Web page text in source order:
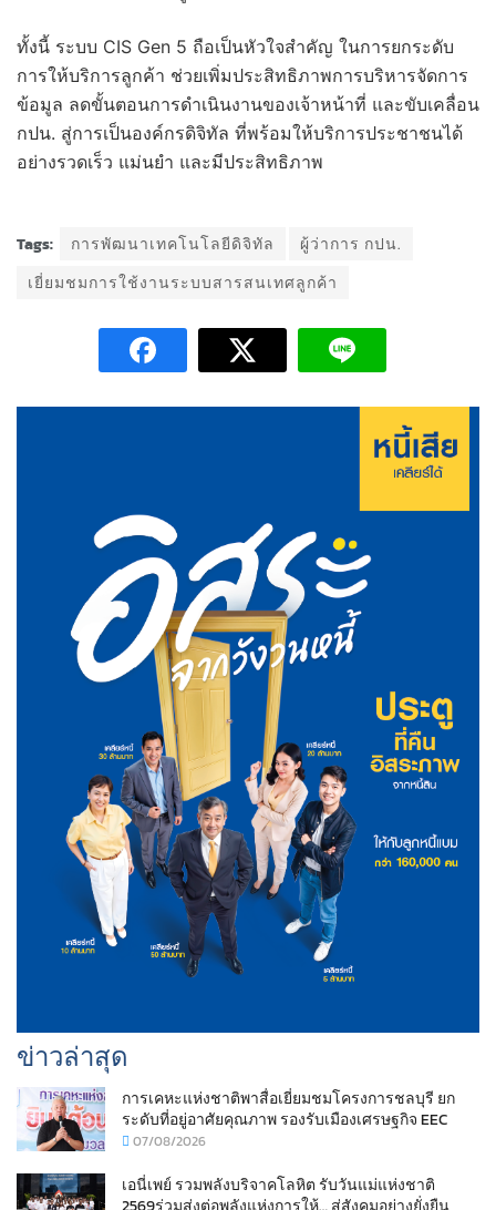
ทั้งนี้ ระบบ CIS Gen 5 ถือเป็นหัวใจสำคัญ ในการยกระดับ
การให้บริการลูกค้า ช่วยเพิ่มประสิทธิภาพการบริหารจัดการ
ข้อมูล ลดขั้นตอนการดำเนินงานของเจ้าหน้าที่ และขับเคลื่อน
กปน. สู่การเป็นองค์กรดิจิทัล ที่พร้อมให้บริการประชาชนได้
อย่างรวดเร็ว แม่นยำ และมีประสิทธิภาพ
Tags: การพัฒนาเทคโนโลยีดิจิทัล
ผู้ว่าการ กปน.
เยี่ยมชมการใช้งานระบบสารสนเทศลูกค้า
ข่าวล่าสุด
การเคหะแห่งชาติพาสื่อเยี่ยมชมโครงการชลบุรี ยก
ระดับที่อยู่อาศัยคุณภาพ รองรับเมืองเศรษฐกิจ EEC
07/08/2026
เอนี่เพย์ รวมพลังบริจาคโลหิต รับวันแม่แห่งชาติ